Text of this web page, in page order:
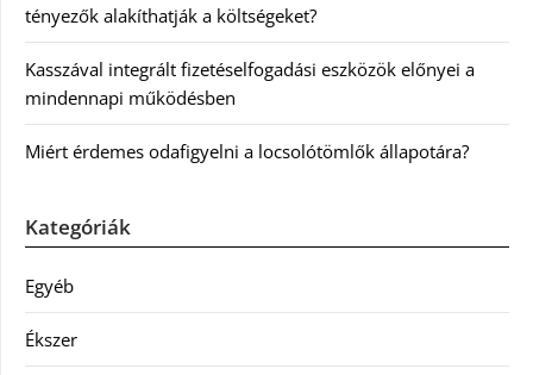
tényezők alakíthatják a költségeket?
Kasszával integrált fizetéselfogadási eszközök előnyei a
mindennapi működésben
Miért érdemes odafigyelni a locsolótömlők állapotára?
Kategóriák
Egyéb
Ékszer